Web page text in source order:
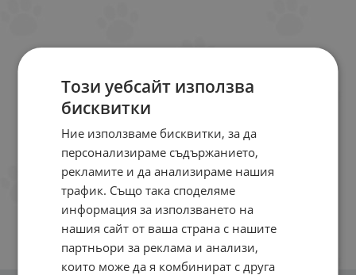
Този уебсайт използва
бисквитки
Ние използваме бисквитки, за да
персонализираме съдържанието,
рекламите и да анализираме нашия
трафик. Също така споделяме
информация за използването на
нашия сайт от ваша страна с нашите
партньори за реклама и анализи,
които може да я комбинират с друга